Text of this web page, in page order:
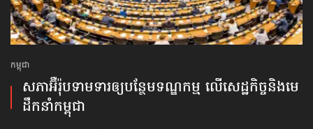
កម្ពុជា
សភាអ៊ឺរ៉ុបទាមទារ​ឲ្យបន្ថែម​ទណ្ឌកម្ម លើសេដ្ឋកិច្ច​និងមេ
ដឹកនាំកម្ពុជា